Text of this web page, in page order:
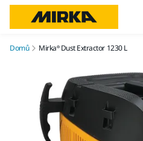
Domů Mirka® Dust Extractor 1230 L